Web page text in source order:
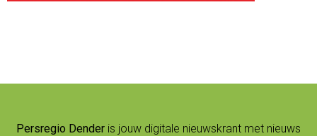
Persregio Dender is jouw digitale nieuwskrant met nieuws